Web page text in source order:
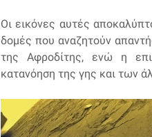
Οι εικόνες αυτές
δομές που αναζητούν
της Αφροδίτης, ενώ η
κατανόηση της γης και των